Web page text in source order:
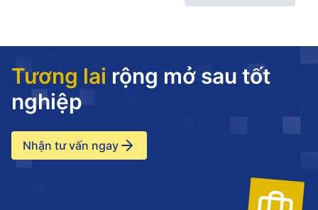
Tương lai rộng mở sau tốt
nghiệp
Nhận tư vấn ngay